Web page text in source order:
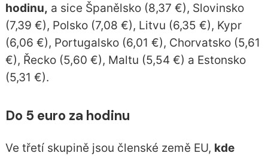
hodinu, a sice Španělsko (8,37 €), Slovinsko
(7,39 €), Polsko (7,08 €), Litvu (6,35 €), Kypr
(6,06 €), Portugalsko (6,01 €), Chorvatsko (5,61
€), Řecko (5,60 €), Maltu (5,54 €) a Estonsko
(5,31 €).
Do 5 euro za hodinu
Ve třetí skupině jsou členské země EU, kde